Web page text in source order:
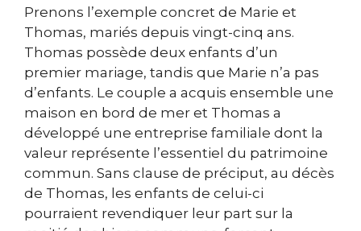
Prenons l’exemple concret de Marie et
Thomas, mariés depuis vingt-cinq ans.
Thomas possède deux enfants d’un
premier mariage, tandis que Marie n’a pas
d’enfants. Le couple a acquis ensemble une
maison en bord de mer et Thomas a
développé une entreprise familiale dont la
valeur représente l’essentiel du patrimoine
commun. Sans clause de préciput, au décès
de Thomas, les enfants de celui-ci
pourraient revendiquer leur part sur la